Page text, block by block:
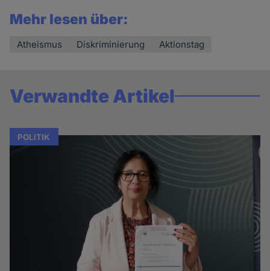
Mehr lesen über:
Atheismus Diskriminierung Aktionstag
Verwandte Artikel
POLITIK